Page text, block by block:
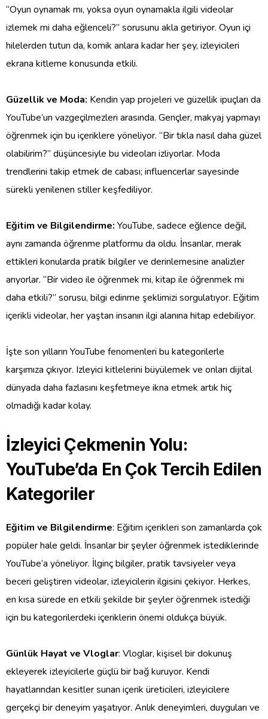
“Oyun oynamak mı, yoksa oyun oynamakla ilgili videolar
izlemek mi daha eğlenceli?” sorusunu akla getiriyor. Oyun içi
hilelerden tutun da, komik anlara kadar her şey, izleyicileri
ekrana kitleme konusunda etkili.
Güzellik ve Moda: Kendin yap projeleri ve güzellik ipuçları da
YouTube’un vazgeçilmezleri arasında. Gençler, makyaj yapmayı
öğrenmek için bu içeriklere yöneliyor. “Bir tıkla nasıl daha güzel
olabilirim?” düşüncesiyle bu videoları izliyorlar. Moda
trendlerini takip etmek de cabası; influencerlar sayesinde
sürekli yenilenen stiller keşfediliyor.
Eğitim ve Bilgilendirme: YouTube, sadece eğlence değil,
aynı zamanda öğrenme platformu da oldu. İnsanlar, merak
ettikleri konularda pratik bilgiler ve derinlemesine analizler
arıyorlar. “Bir video ile öğrenmek mi, kitap ile öğrenmek mi
daha etkili?” sorusu, bilgi edinme şeklimizi sorgulatıyor. Eğitim
içerikli videolar, her yaştan insanın ilgi alanına hitap edebiliyor.
İşte son yılların YouTube fenomenleri bu kategorilerle
karşımıza çıkıyor. Izleyici kitlelerini büyülemek ve onları dijital
dünyada daha fazlasını keşfetmeye ikna etmek artık hiç
olmadığı kadar kolay.
İzleyici Çekmenin Yolu:
YouTube’da En Çok Tercih Edilen
Kategoriler
Eğitim ve Bilgilendirme: Eğitim içerikleri son zamanlarda çok
popüler hale geldi. İnsanlar bir şeyler öğrenmek istediklerinde
YouTube’a yöneliyor. İlginç bilgiler, pratik tavsiyeler veya
beceri geliştiren videolar, izleyicilerin ilgisini çekiyor. Herkes,
en kısa sürede en etkili şekilde bir şeyler öğrenmek istediği
için bu kategorilerdeki içeriklerin önemi oldukça büyük.
Günlük Hayat ve Vloglar: Vloglar, kişisel bir dokunuş
ekleyerek izleyicilerle güçlü bir bağ kuruyor. Kendi
hayatlarından kesitler sunan içerik üreticileri, izleyicilere
gerçekçi bir deneyim yaşatıyor. Anlık deneyimleri, duyguları ve